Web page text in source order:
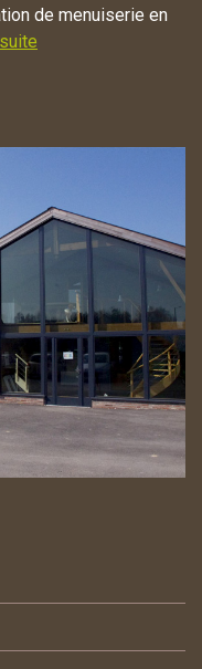
de menuiserie en